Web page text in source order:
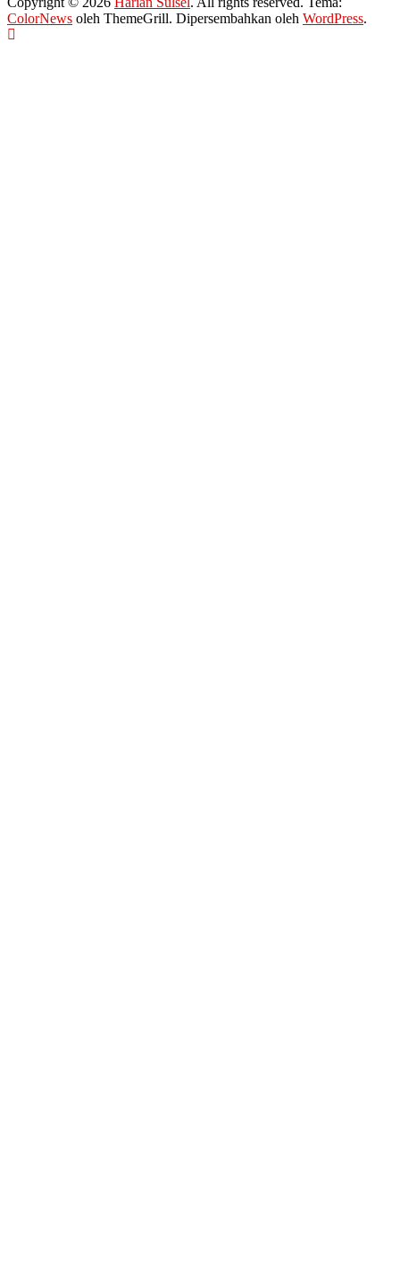
ColorNews oleh ThemeGrill. Dipersembahkan oleh WordPress.